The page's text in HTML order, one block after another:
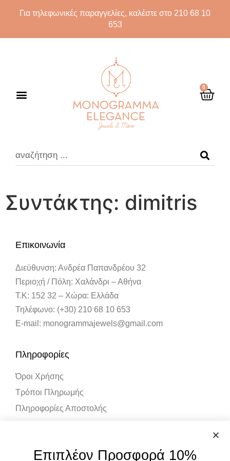
Για τηλεφωνικές παραγγελίες, καλέστε στο 210 68 10
653
0
Συντάκτης: dimitris
Επικοινωνία
Διεύθυνση: Ανδρέα Παπανδρέου 32
Περιοχή / Πόλη: Χαλάνδρι – Αθήνα
Τ.Κ: 152 32 – Χώρα: Ελλάδα
Τηλέφωνο: (+30) 210 68 10 653
E-mail: monogrammajewels@gmail.com
Πληροφορίες
Όροι Χρήσης
Τρόποι Πληρωμής
Πληροφορίες Αποστολής
Ο Λογαριασμός μου
Επιπλέον Προσφορά 10%